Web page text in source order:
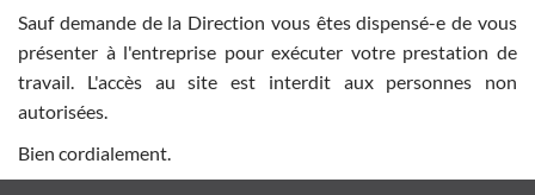
Sauf demande de la Direction vous êtes dispensé-e de vous
présenter à l'entreprise pour exécuter votre prestation de
travail. L'accès au site est interdit aux personnes non
autorisées.
Bien cordialement.